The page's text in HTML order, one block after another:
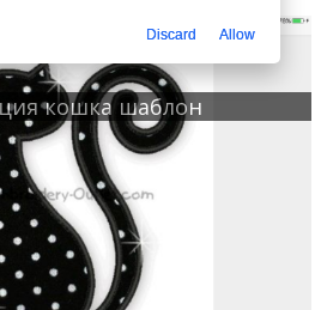
кошка шаблон
Discard Allow